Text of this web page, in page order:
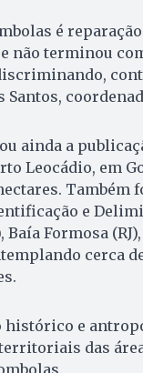
é
não terminou
Santos,
ainda a
Leocádio, em
Também
e
Formosa (RJ),
cerca
e
das